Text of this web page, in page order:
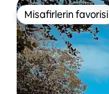
Misafirlerin favorisi
Misafirlerin favorisi